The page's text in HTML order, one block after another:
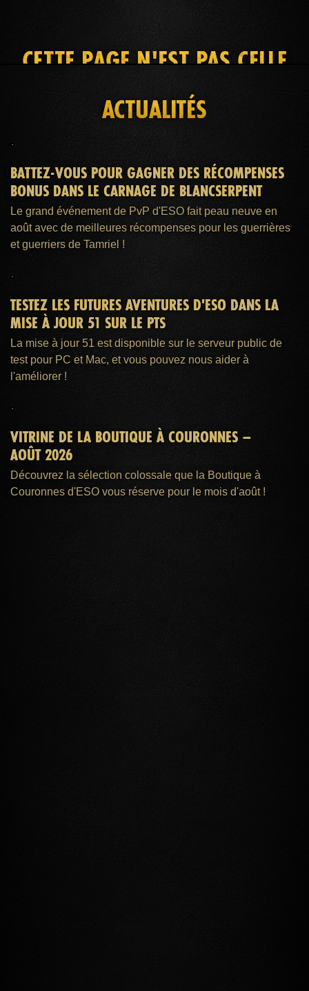
CETTE PAGE N'EST PAS CELLE
QUE VOUS RECHERCHEZ
ADHÉSION ESO PLUS™
ACTUALITÉS
BATTEZ-VOUS POUR GAGNER DES RÉCOMPENSES
BONUS DANS LE CARNAGE DE BLANCSERPENT
Le grand événement de PvP d'ESO fait peau neuve en
août avec de meilleures récompenses pour les guerrières
et guerriers de Tamriel !
TESTEZ LES FUTURES AVENTURES D'ESO DANS LA
MISE À JOUR 51 SUR LE PTS
La mise à jour 51 est disponible sur le serveur public de
test pour PC et Mac, et vous pouvez nous aider à
l'améliorer !
VITRINE DE LA BOUTIQUE À COURONNES –
AOÛT 2026
Découvrez la sélection colossale que la Boutique à
Couronnes d'ESO vous réserve pour le mois d'août !